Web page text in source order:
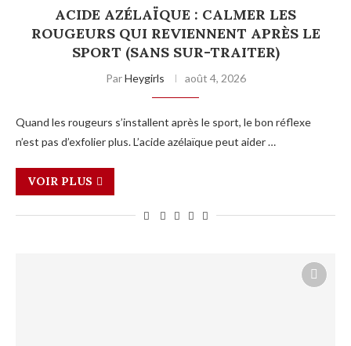
ACIDE AZÉLAÏQUE : CALMER LES
ROUGEURS QUI REVIENNENT APRÈS LE
SPORT (SANS SUR-TRAITER)
ParHeygirls août 4, 2026
Quand les rougeurs s’installent après le sport, le bon réflexe
n’est pas d’exfolier plus. L’acide azélaïque peut aider …
VOIR PLUS